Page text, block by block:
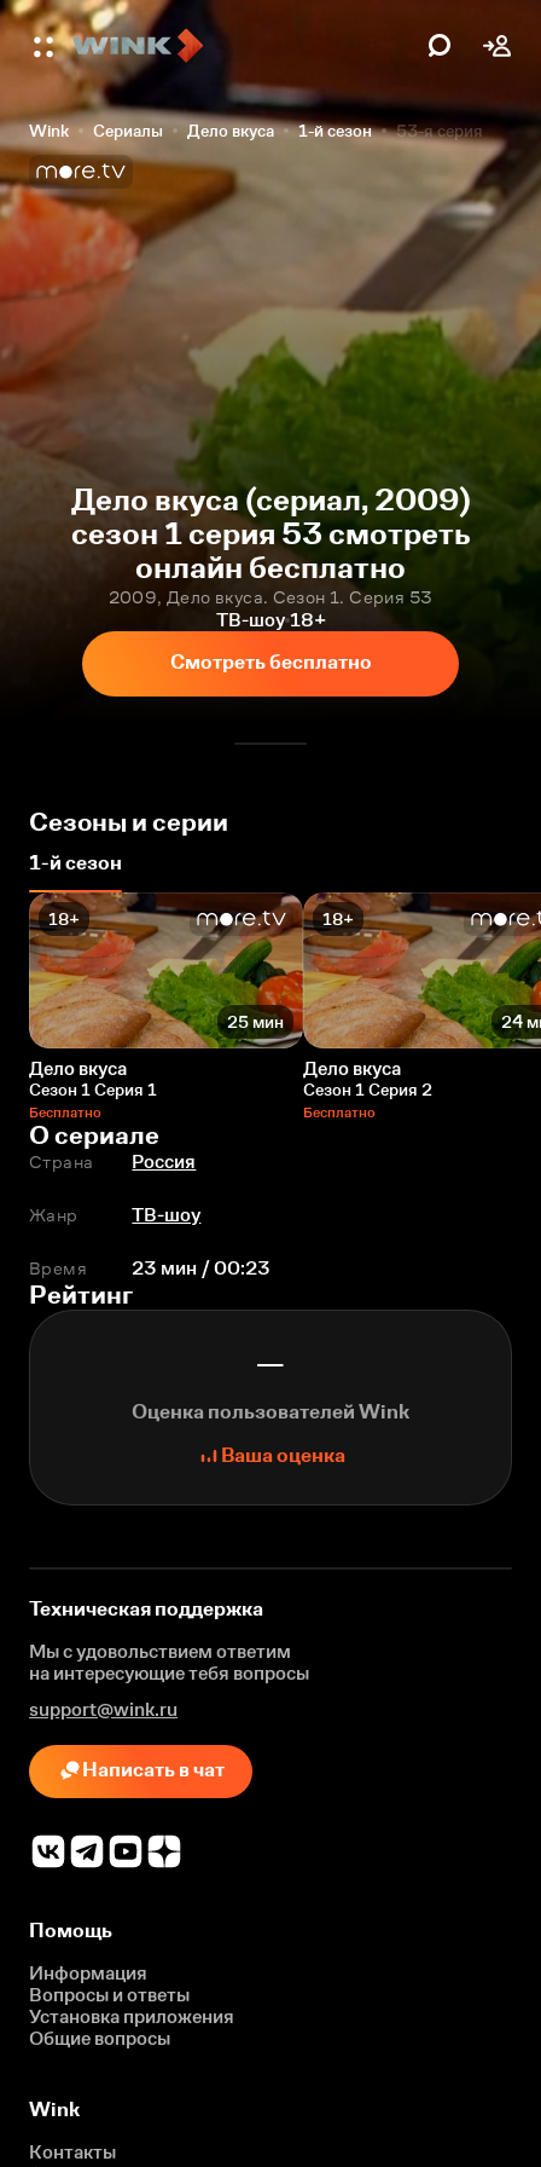
Wink Сериалы Дело вкуса 1-й сезон 53-я серия
Дело вкуса (сериал, 2009)
сезон 1 серия 53 смотреть
онлайн бесплатно
2009, Дело вкуса. Сезон 1. Серия 53
ТВ-шоу 18+
Смотреть бесплатно
Сезоны и серии
1-й сезон
18+
25 мин
Дело вкуса
Сезон 1 Серия 1
Бесплатно
18+
24
Дело вкуса
Сезон 1 Серия 2
Бесплатно
О сериале
Страна Россия
Жанр ТВ-шоу
Время 23 мин / 00:23
Рейтинг
—
Оценка пользователей Wink
Ваша оценка
Техническая поддержка
Мы с удовольствием ответим
на интересующиетебя вопросы
support@wink.ru
Написать в чат
Помощь
Информация
Вопросы и ответы
Установка приложения
Общие вопросы
Wink
Контакты